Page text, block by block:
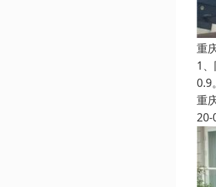
重
1
0.9
重
20-